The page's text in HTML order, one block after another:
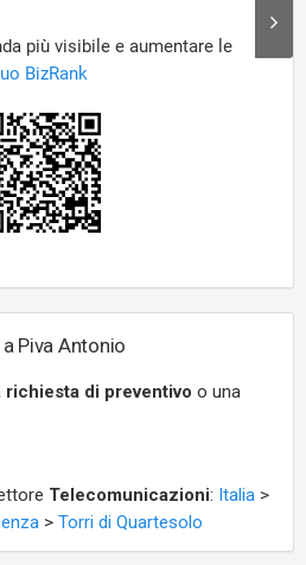
Piva Antonio
richiesta di preventivo o una
Telecomunicazioni: Italia >
> Torri di Quartesolo